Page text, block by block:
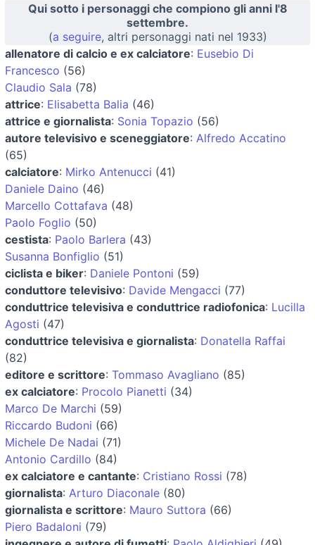
Qui sotto i personaggi che compiono gli anni l'8
settembre.
(a seguire, altri personaggi nati nel 1933)
allenatore di calcio e ex calciatore: Eusebio Di
Francesco (56)
Claudio Sala (78)
attrice: Elisabetta Balia (46)
attrice e giornalista: Sonia Topazio (56)
autore televisivo e sceneggiatore: Alfredo Accatino
(65)
calciatore: Mirko Antenucci (41)
Daniele Daino (46)
Marcello Cottafava (48)
Paolo Foglio (50)
cestista: Paolo Barlera (43)
Susanna Bonfiglio (51)
ciclista e biker: Daniele Pontoni (59)
conduttore televisivo: Davide Mengacci (77)
conduttrice televisiva e conduttrice radiofonica: Lucilla
Agosti (47)
conduttrice televisiva e giornalista: Donatella Raffai
(82)
editore e scrittore: Tommaso Avagliano (85)
ex calciatore: Procolo Pianetti (34)
Marco De Marchi (59)
Riccardo Budoni (66)
Michele De Nadai (71)
Antonio Cardillo (84)
ex calciatore e cantante: Cristiano Rossi (78)
giornalista: Arturo Diaconale (80)
giornalista e scrittore: Mauro Suttora (66)
Piero Badaloni (79)